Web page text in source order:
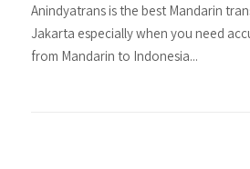
Anindyatrans is the best Mandarin
Jakarta especially when you need
from Mandarin to Indonesia...